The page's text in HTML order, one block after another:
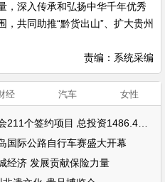
深入传承和弘扬中华千年优秀
共同助推“黔货出山”、扩大贵州
责编：系统采编
经 汽车 女性
国际公路自行车赛盛大开幕
经济 发展贡献保险力量